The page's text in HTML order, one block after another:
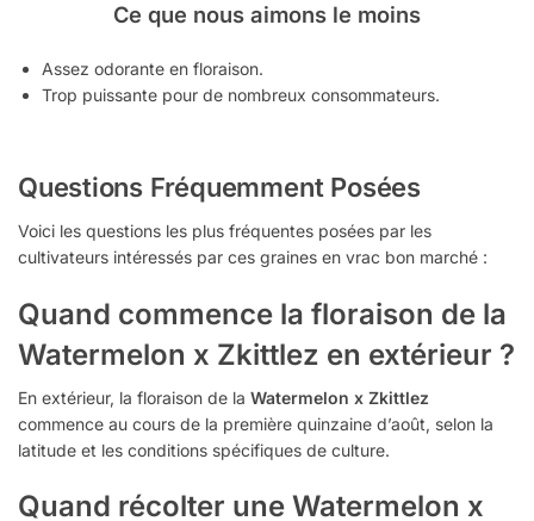
Ce que nous aimons le moins
Assez odorante en floraison.
Trop puissante pour de nombreux consommateurs.
Questions Fréquemment Posées
Voici les questions les plus fréquentes posées par les
cultivateurs intéressés par ces graines en vrac bon marché :
Quand commence la floraison de la
Watermelon x Zkittlez en extérieur ?
En extérieur, la floraison de la Watermelon x Zkittlez
commence au cours de la première quinzaine d’août, selon la
latitude et les conditions spécifiques de culture.
Quand récolter une Watermelon x